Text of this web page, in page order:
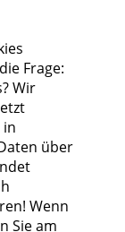
Frage:
Wir
in
über
Wenn
Sie am